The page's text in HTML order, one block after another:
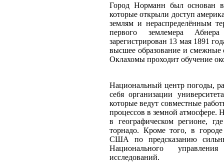
Город Норманн был основан
которые открыли доступ
землям и нераспределённым
первого землемера
зарегистрирован 13 мая 1891
высшее образование и смежные
Оклахомы проходит обучение
Национальный центр погоды,
себя организации
которые ведут совместные
процессов в земной атмосфере.
в географическом регионе,
торнадо. Кроме того, в
США по предсказанию
Национального
исследований.